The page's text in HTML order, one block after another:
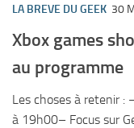
LA BREVE DU GEEK 30
Xbox games
au programme
Les choses à retenir :
à 19h00– Focus sur